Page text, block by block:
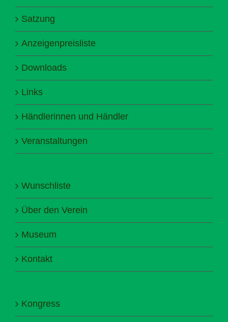
Satzung
Anzeigenpreisliste
Downloads
Links
Händlerinnen und Händler
Veranstaltungen
Wunschliste
Über den Verein
Museum
Kontakt
Kongress